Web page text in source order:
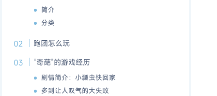
简介
分类
跑团怎么玩
“奇葩”的游戏经历
剧情简介：小瓢虫快回家
多到让人叹气的大失败